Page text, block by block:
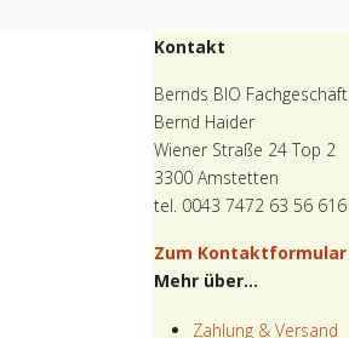
Kontakt
Bernds BIO Fachgeschäft
Bernd Haider
Wiener Straße 24 Top 2
3300 Amstetten
tel. 0043 7472 63 56 616
Zum Kontaktformular
Mehr über...
Zahlung & Versand